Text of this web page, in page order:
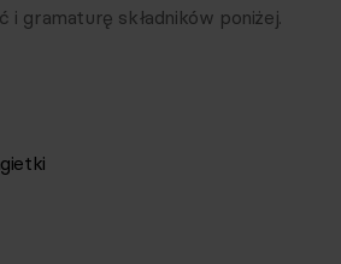
i gramaturę składników poniżej.
z ilościami i wagami